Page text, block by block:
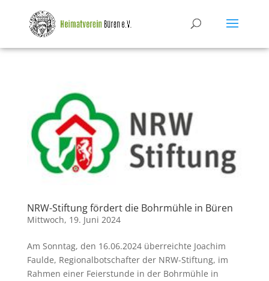
NRW-Stiftung fördert die Bohrmühle in Büren
Mittwoch, 19. Juni 2024
Am Sonntag, den 16.06.2024 überreichte Joachim
Faulde, Regionalbotschafter der NRW-Stiftung, im
Rahmen einer Feierstunde in der Bohrmühle in